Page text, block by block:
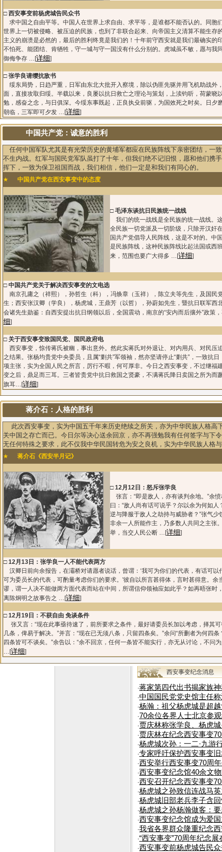
□西安事变前杨虎城告民众书
求中国之自由平等。中国人在世界上求自由、求平等，是谁都不能否认的。同胞
世界上一切被侵略、被压迫的民族，也到了非联合起来、向帝国主义清算不能生存
主义的崩溃是必然的，最后的胜利终竟是我们的！十年前守西安就是我们最确实的
不怕死、能团结、肯牺牲，守一城与守一国没有什么分别的。虎城虽不敏，愿与我
御侮争存 …[详细]
□张学良请缨抗敌书
绥东局势，日趋严重，日军由东北大批开入察境，除以伪匪先驱并用飞机助战外
面，直接攻取归绥。半载以来，良屡以抗日救亡之理论与策划，上渎钧听，荷蒙晓
勉，感奋之念，与日俱深。今绥东事既起，正良执殳前驱，为国效死之时矣。日夕
朝临，三军即可夕发 …[详细]
中国共产党：诚意的胜利
任何中国军队尤其是有光荣历史的黄埔军都应在民族阵线下亲密团结，一
不生内战。红军与国民党军队虽打了十年，但我们绝不记旧恨，愿和他们携
挥下，一致为保卫祖国而战，我们相信，他们一定是和我们有同心的。
★ 中国共产党在西安事变中的态度
□毛泽东谈抗日民族统一战线
我们的统一战线是全民族的统一战线。
全民族一切党派及一切阶级，只除开汉奸
国共产党倡导人民阵线，这是不对的。中
是民族阵线，这种民族阵线比起法国或西
来，范围也要广大得多 …[详细]
□中国共产党关于解决西安事变的文电选
南京孔庸之（祥熙），孙哲生（科），冯焕章（玉祥），陈立夫等先生，及国民
生；西安张汉卿（学良），杨虎城，王鼎芳（以哲），孙蔚如先生，暨抗日联军西
会诸先生勋鉴：自西安提出抗日纲领以后，全国震动，南京的“安内而后攘外”政策
细]
□ 关于西安事变致国民党、国民政府电
西安事变，惊传蒋氏被幽，事出意外。然此实蒋氏对外退让、对内用兵、对民压
之结果。张杨均贵党中央委员，且属“剿共”军领袖，然亦坚请停止“剿共”，一致抗
项主张，实为全国人民之所言，厉行不暇，何可厚非。今日之西安事变，不过继福
变之后，鼎足而三耳。三者皆贵党中抗日救国之贤豪，不满蒋氏降日卖国之所为而
旗耳…[详细]
蒋介石：人格的胜利
此次西安事变，实为中国五千年来历史绝续之所关，亦为中华民族人格高
关中国之存亡而已。今日尔等决心送余回京，亦不再强勉我有任何签字与下
无任何特殊之要求，此不仅我中华民国转危为安之良机，实为中华民族人格
★ 蒋介石《西安半月记》
□12月12日：怒斥张学良
张言：“即是敌人，亦有谈判余地。”余
曰：“敌人尚有话可说乎？尔以余为何如人
逆与降服于敌人之劫持与威胁者？”张气少
非余一人所能作主，乃多数人共同之主张
举，当交人民公断 …[详细]
□12月13日：张学良一人不能代表两方
汉卿日前向余报告，在灞桥对请愿者说话，曾谓：‘我可为你们的代表，有话可以
可为委员长的代表，可酌量考虑你们的要求。'彼自以所言甚得体，言时甚得意。余
谬，谓一人决不能做两方面代表而站在中间，所谓信仰领袖应如此乎？如再晤张时
离陈炯明之故事告之 …[详细]
□12月19日：不获自由 免谈条件
张又言：“现在此事亟待速了，前所要求之条件，最好请委员长加以考虑，择其
几条，俾易于解决。”并言：“现在已无须八条，只留四条矣。”余问“所删者为何四条
四条皆可不谈矣。”余告以：“余不回京，任何一条皆不能实行，亦无从讨论，不问
…[详细]
西安事变纪念消息
·蒋家第四代出书揭家族
·中国国民党党史馆主任
·杨瀚：祖父杨虎城是超
·70余位各界人士北京参
·贾庆林称张学良、杨虎城
·贾庆林在纪念西安事变
·杨虎城次孙：一二·九游
·专家呼吁保护西安事变
·西安举行西安事变70周
·西安事变纪念馆40余文
·西安召开纪念西安事变
·杨虎城之孙致信连战马
·杨虎城旧部老兵李子含
·杨虎城之孙杨瀚做客：
·西安事变纪念馆成为爱
·我省各界群众隆重纪念
·“西安事变”70周年纪念
·西安事变前杨虎城告民